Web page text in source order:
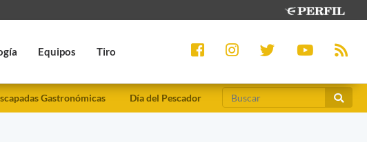
Equipos Tiro
Gastronómicas Día del Pescador